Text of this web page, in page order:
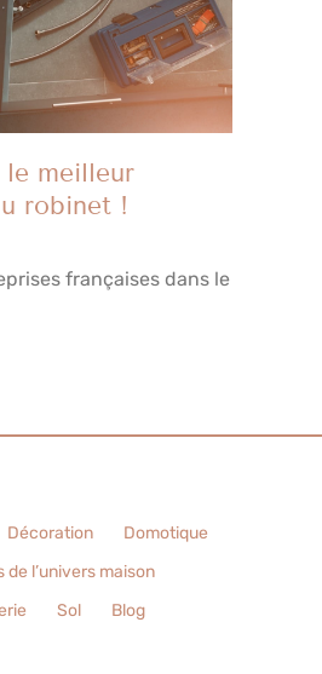
le meilleur
robinet !
françaises dans le
Décoration
Domotique
de l’univers maison
Sol Blog